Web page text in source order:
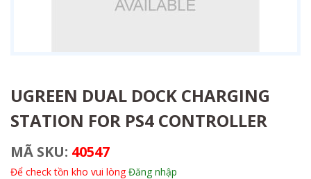
UGREEN DUAL DOCK CHARGING
STATION FOR PS4 CONTROLLER
MÃ SKU: 40547
Để check tồn kho vui lòngĐăng nhập